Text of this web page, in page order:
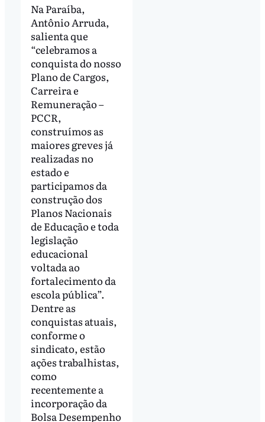
Na Paraíba,
Antônio Arruda,
salienta que
“celebramos a
conquista do nosso
Plano de Cargos,
Carreira e
Remuneração –
PCCR,
construímos as
maiores greves já
realizadas no
estado e
participamos da
construção dos
Planos Nacionais
de Educação e toda
legislação
educacional
voltada ao
fortalecimento da
escola pública”.
Dentre as
conquistas atuais,
conforme o
sindicato, estão
ações trabalhistas,
como
recentemente a
incorporação da
Bolsa Desempenho